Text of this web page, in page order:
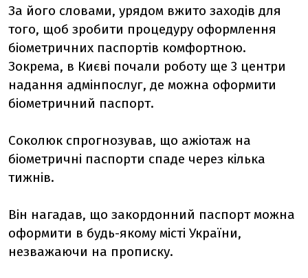
За його словами, урядом вжито заходів для
того, щоб зробити процедуру оформлення
біометричних паспортів комфортною.
Зокрема, в Києві почали роботу ще 3 центри
надання адмінпослуг, де можна оформити
біометричний паспорт.
Соколюк спрогнозував, що ажіотаж на
біометричні паспорти спаде через кілька
тижнів.
Він нагадав, що закордонний паспорт можна
оформити в будь-якому місті України,
незважаючи на прописку.